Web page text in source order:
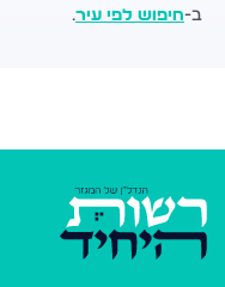
ב-חיפוש לפי עיר.